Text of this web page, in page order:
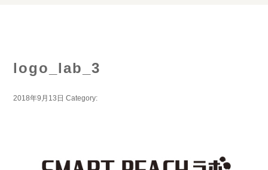
logo_lab_3
2018年9月13日 Category: